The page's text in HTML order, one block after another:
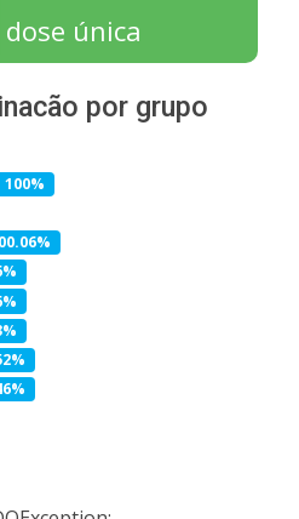
dose única
por grupo
100%